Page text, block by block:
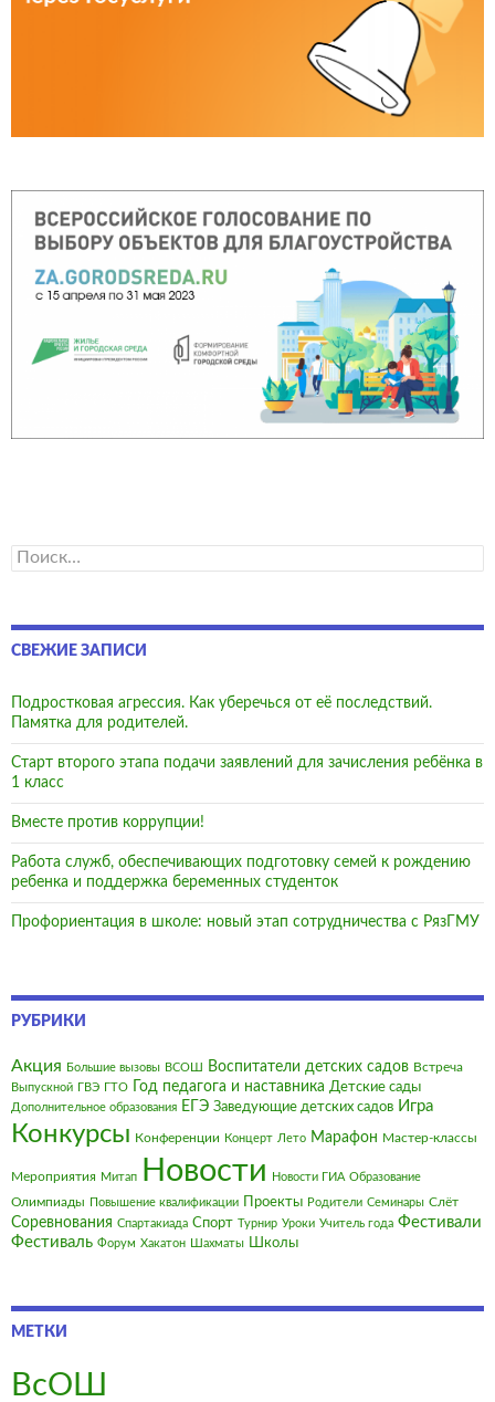
Найти:
СВЕЖИЕ ЗАПИСИ
Подростковая агрессия. Как уберечься от её последствий.
Памятка для родителей.
Старт второго этапа подачи заявлений для зачисления ребёнка в
1 класс
Вместе против коррупции!
Работа служб, обеспечивающих подготовку семей к рождению
ребенка и поддержка беременных студенток
Профориентация в школе: новый этап сотрудничества с РязГМУ
РУБРИКИ
Акция Большие вызовы ВСОШ Воспитатели детских садов Встреча
Выпускной ГВЭ ГТО Год педагога и наставника Детские сады
Дополнительное образования ЕГЭ Заведующие детских садов Игра
Конкурсы Конференции Концерт Лето Марафон Мастер-классы
Мероприятия Митап Новости Новости ГИА Образование
Олимпиады Повышение квалификации Проекты Родители Семинары Слёт
Соревнования Спартакиада Спорт Турнир Уроки Учитель года Фестивали
Фестиваль Форум Хакатон Шахматы Школы
МЕТКИ
ВсОШ